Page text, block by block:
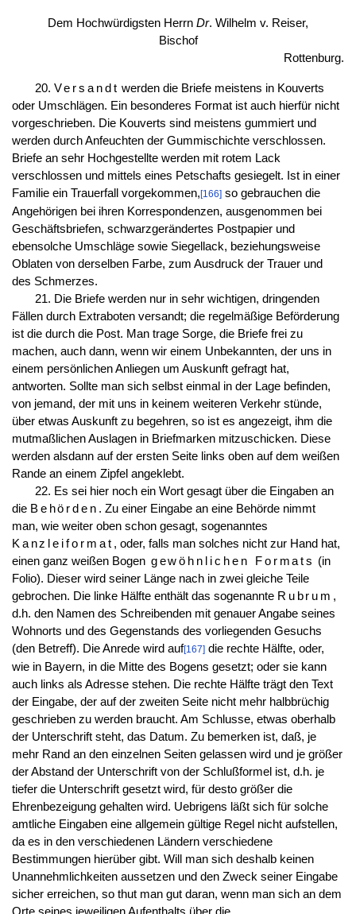
Dem Hochwürdigsten Herrn Dr. Wilhelm v. Reiser,
Bischof
Rottenburg.
20. Versandt werden die Briefe meistens in Kouverts
oder Umschlägen. Ein besonderes Format ist auch hierfür nicht
vorgeschrieben. Die Kouverts sind meistens gummiert und
werden durch Anfeuchten der Gummischichte verschlossen.
Briefe an sehr Hochgestellte werden mit rotem Lack
verschlossen und mittels eines Petschafts gesiegelt. Ist in einer
Familie ein Trauerfall vorgekommen,[166]so gebrauchen die
Angehörigen bei ihren Korrespondenzen, ausgenommen bei
Geschäftsbriefen, schwarzgerändertes Postpapier und
ebensolche Umschläge sowie Siegellack, beziehungsweise
Oblaten von derselben Farbe, zum Ausdruck der Trauer und
des Schmerzes.
21. Die Briefe werden nur in sehr wichtigen, dringenden
Fällen durch Extraboten versandt; die regelmäßige Beförderung
ist die durch die Post. Man trage Sorge, die Briefe frei zu
machen, auch dann, wenn wir einem Unbekannten, der uns in
einem persönlichen Anliegen um Auskunft gefragt hat,
antworten. Sollte man sich selbst einmal in der Lage befinden,
von jemand, der mit uns in keinem weiteren Verkehr stünde,
über etwas Auskunft zu begehren, so ist es angezeigt, ihm die
mutmaßlichen Auslagen in Briefmarken mitzuschicken. Diese
werden alsdann auf der ersten Seite links oben auf dem weißen
Rande an einem Zipfel angeklebt.
22. Es sei hier noch ein Wort gesagt über die Eingaben an
die Behörden . Zu einer Eingabe an eine Behörde nimmt
man, wie weiter oben schon gesagt, sogenanntes
Kanzleiformat , oder, falls man solches nicht zur Hand hat,
einen ganz weißen Bogengewöhnlichen Formats (in
Folio). Dieser wird seiner Länge nach in zwei gleiche Teile
gebrochen. Die linke Hälfte enthält das sogenannte Rubrum ,
d.h. den Namen des Schreibenden mit genauer Angabe seines
Wohnorts und des Gegenstands des vorliegenden Gesuchs
(den Betreff). Die Anrede wird auf[167]die rechte Hälfte, oder,
wie in Bayern, in die Mitte des Bogens gesetzt; oder sie kann
auch links als Adresse stehen. Die rechte Hälfte trägt den Text
der Eingabe, der auf der zweiten Seite nicht mehr halbbrüchig
geschrieben zu werden braucht. Am Schlusse, etwas oberhalb
der Unterschrift steht, das Datum. Zu bemerken ist, daß, je
mehr Rand an den einzelnen Seiten gelassen wird und je größer
der Abstand der Unterschrift von der Schlußformel ist, d.h. je
tiefer die Unterschrift gesetzt wird, für desto größer die
Ehrenbezeigung gehalten wird. Uebrigens läßt sich für solche
amtliche Eingaben eine allgemein gültige Regel nicht aufstellen,
da es in den verschiedenen Ländern verschiedene
Bestimmungen hierüber gibt. Will man sich deshalb keinen
Unannehmlichkeiten aussetzen und den Zweck seiner Eingabe
sicher erreichen, so thut man gut daran, wenn man sich an dem
Orte seines jeweiligen Aufenthalts über die